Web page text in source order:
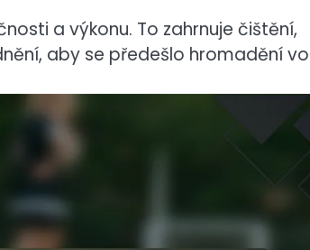
a výkonu. To zahrnuje čištění,
aby se předešlo hromadění